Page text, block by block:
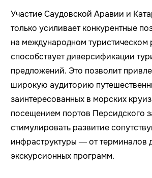
Участие Саудовской Аравии и
только усиливает конкурентные
на международном туристическом
способствует диверсификации
предложений. Это позволит
широкую аудиторию
заинтересованных в морских
посещением портов Персидского
стимулировать развитие
инфраструктуры — от терминалов
экскурсионных программ.